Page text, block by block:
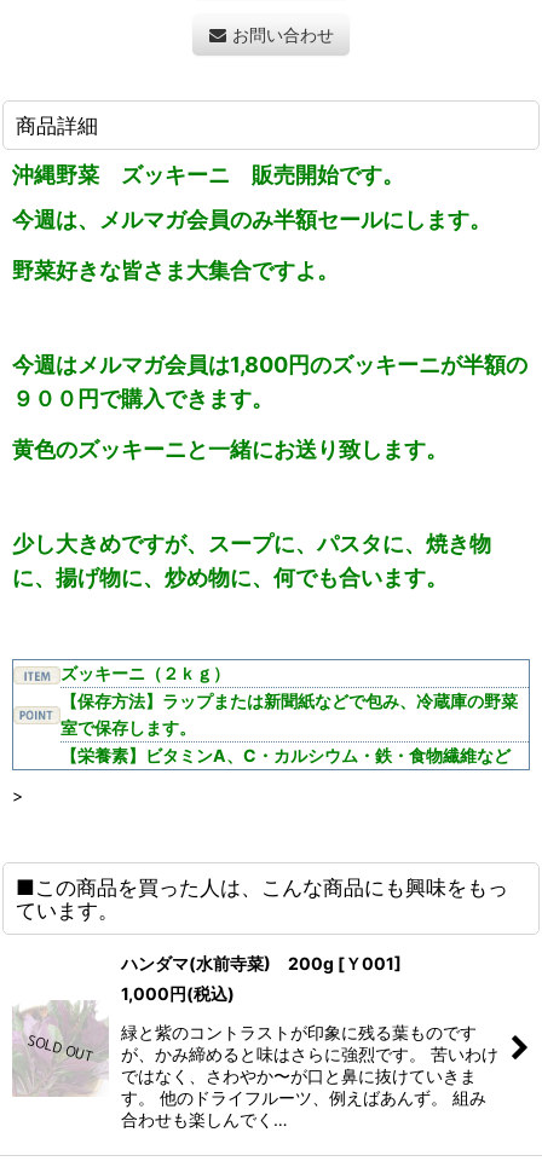
お問い合わせ
商品詳細
沖縄野菜 ズッキーニ 販売開始です。
今週は、メルマガ会員のみ半額セールにします。
野菜好きな皆さま大集合ですよ。
今週はメルマガ会員は1,800円のズッキーニが半額の
９００円で購入できます。
黄色のズッキーニと一緒にお送り致します。
少し大きめですが、スープに、パスタに、焼き物
に、揚げ物に、炒め物に、何でも合います。
ズッキーニ（２ｋｇ）
【保存方法】ラップまたは新聞紙などで包み、冷蔵庫の野菜
室で保存します。
【栄養素】ビタミンA、C・カルシウム・鉄・食物繊維など
>
■この商品を買った人は、こんな商品にも興味をもっ
ています。
ハンダマ(水前寺菜) 200g [Ｙ001]
1,000円(税込)
緑と紫のコントラストが印象に残る葉ものです
が、かみ締めると味はさらに強烈です。 苦いわけ
ではなく、さわやか〜が口と鼻に抜けていきま
す。 他のドライフルーツ、例えばあんず。 組み
合わせも楽しんでく…